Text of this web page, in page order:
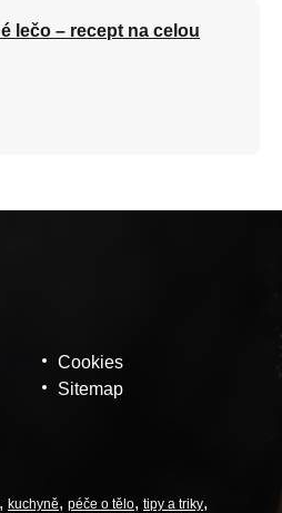
lečo – recept na celou
Cookies
Sitemap
kuchyně péče o tělo tipy a triky